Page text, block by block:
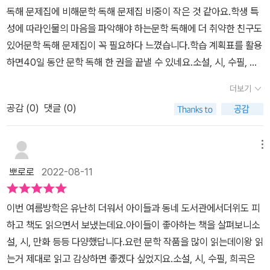
된답니다. 빠작 초등 국어 문학 독해는 독해에 꼭 필요한 어휘력도 함
께 키워볼수 있어요.지문별 필수 어휘 5개를 '오늘의 어휘'를 통해서
집중 학습 해 볼 수 있는데요.독해하면서 어휘력도 동시에 기를수 있
어 아주 만족스러운 학습이 되었답니다.​문학 작품의 경우 갈래에 따
작품을 감상하는 것이 중요합니다.빠작은 차별화 된 독해 지문을 꼼
꼼하게 분석하며구조화 된 독해 문제들로 지문을 완벽하게 정리할수
있어요.문학과 비문학으로 구분된 빠작 초등 국어 독해 시리즈로 독
해력을 탄탄하게 기를수 있겠네요^^ 빠작 초등 국어 문학 독해는 각
의 지문을 나누어서 독해하니 좀 더 쉽게 내용 이해가 되는것 같아
요.'소설'의 구성요소인 인물, 사건, 배경을 중심으로 체계적인 독해를
해보았답니다​직접 문학 작품을 읽어보며 감상하는 것도 독해력 향상
의 한 방법이겠지만빠작에서 알려주는 지문 분석으로 좀 더 정확하게
글의 주제를 파악하며 독해력을 높일수 있어요.세 부분으로 나뉜 지
문을 통해 충분히 내용 이해가 가능하답니다^^​평소에 꾸준하게 연습
해 공부하고 있는데 다양한 지문을 읽으면서 독해 연습을 하니 든든
하네요.문학과 비문학으로 나뉘어져 있으니 집중적으로 학습하기에
좋더라구요.​​​요즘 문해력에 대한 관심이 높아지면서 어휘력, 독해력,
문해력 학습은 이제 필수가 되었어요.무조건 독서만 한다고 독해력이
키워지는 것은 아니라고 하는데요,<빠작 초등 국어 독해>로 문학과
비문학을 학습한다면 중등이 되어서도 문해력 걱정은 하지 않아도 될
서 좋았어요.모두 40일차 학습으로 구성되어 있는데 11일차 학습까
지 끝냈답니다.아이들이 문학 작품을 골고루 읽으면 좋은데 소설, 시,
수필 등문학 작품을 골고루 다 읽을 수 없으니 <빠작>으로 공부하니
든든했어요.​​​<빠작 초등 국어 문학 독해>는 소설, 시, 수필 등 문학 작
품의 갈래별 지문 감상 훈련으로 바른 독해 연습이 가능해서 좋아요.
문학 작품이지만 평소 접하기 힘든 소설, 시, 시조, 수필, 시나리오 등
다양한 갈래의 지문을 감상하면서 깊이 있는 독해를 해볼 수 있더라
독해 문제집에 비해문학 독해 문제집 비중이 작은 것 같아요.학생 특
성에 따라인물의 마음을 파악해야 하는문학 독해에 더 취약한 친구도
있어문학 독해 문제집이 꼭 필요하다 느꼈습니다.학습 계획표를 활용
하면40일 동안 문학 독해 한 권을 끝낼 수 있네요.​소설, 시, 수필, 극
의 감정 변화도 잘 파악해야 해서결코 쉽지 않은 이야기인데친절한
설명 덕분에 잘 풀어나갔어요.​지문 분석을 통해 작품을 정확히 이해
하고배경지식을 통해 깊은 이해를 돕고 있어요.어휘 공부도 따로 할
수 있어어휘력 향상에도 도움이 된답니다.​문제 상단에 있는 QR코드
를 스캔하면무료 스마트 러닝을 이용할 수 있어요.​이렇게 해당 지문
분석 강의가 있어인강을 들으며 스스로 공부하는자기 주도 학습 습관
도 기를 수 있답니다.​마지막에는 어휘도 한 데 모아놓아다시 한번 점
검할 수 있게 해놓았어요.평소 비문학 독해에 너무 치중하여문학 독
해에 대한 걱정이 많았는데빠작 문학 독해를 통해개인적인 걱정을 해
소할 수 있었습니다.문학, 비문학 골고루 공부하며독해 실력을 키워
나가겠습니다!출판사로부터 도서를 제공 받아직접 읽고 작성한 후기
더보기
공감 (0) 댓글 (0)
뽀로로 2022-08-11
이번 여름방학은 유난히 더워서 아이들과 동네 도서관에서더위도 피
하고 책도 읽으면서 보냈는데요.아이들이 좋아하는 책을 살펴보니소
설, 시, 만화 등등 다양했답니다.요런 문학 작품을 많이 읽는데이왕 읽
는거 제대로 읽고 감상하면 좋겠다 싶었지요.소설, 시, 수필, 희곡은